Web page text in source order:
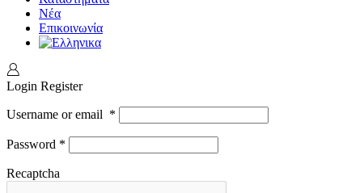
Νέα
Επικοινωνία
Login Register
Username or email *
Password *
Recaptcha